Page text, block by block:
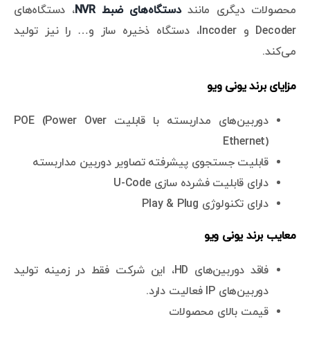
محصولات دیگری ماننددستگاه‌های ضبط NVR
، دستگاه‌های
Decoder و Incoder، دستگاه ذخیره ساز و… را نیز تولید
می‌کند.
مزایای برند یونی ویو
دوربین‌های مداربسته با قابلیت POE (Power Over
Ethernet)
قابلیت جستجوی پیشرفته تصاویر دوربین مداربسته
دارای قابلیت فشرده سازی U-Code
دارای تکنولوژی Play & Plug
معایب برند یونی ویو
فاقد دوربین‌های HD، این شرکت فقط در زمینه تولید
دوربین‌های IP فعالیت دارد.
قیمت بالای محصولات